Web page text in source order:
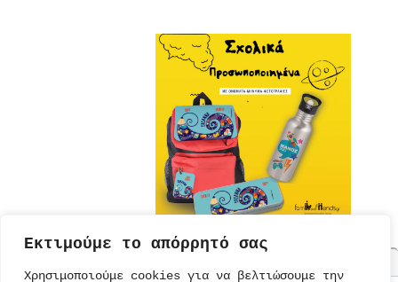
Εκτιμούμε το απόρρητό σας
Χρησιμοποιούμε cookies για να βελτιώσουμε την